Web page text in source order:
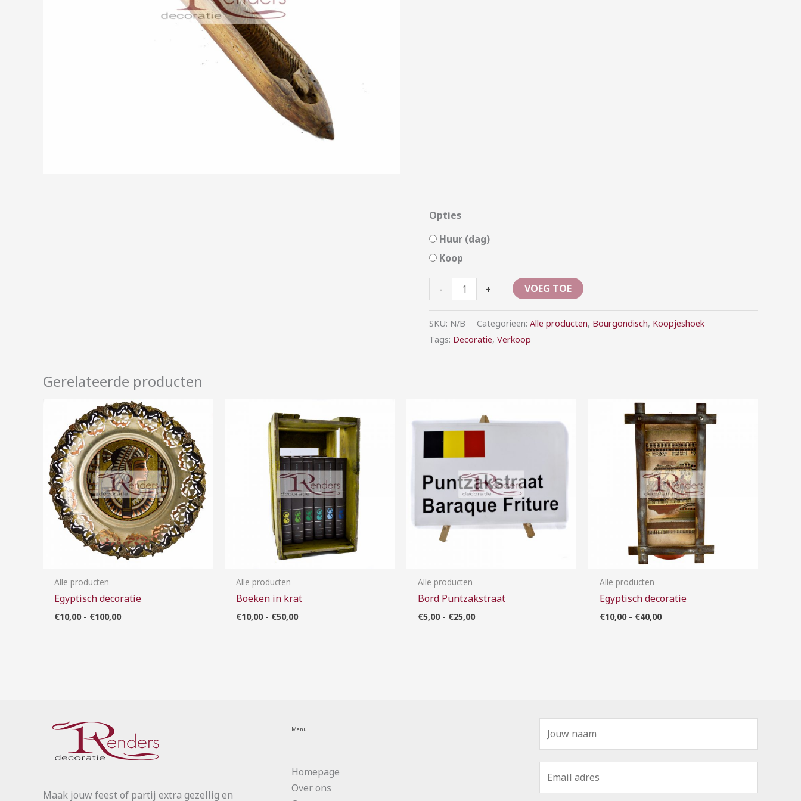
Opties
Huur (dag)
Koop
- + VOEG TOE
SKU: N/B Categorieën: Alle producten, Bourgondisch, Koopjeshoek
Tags: Decoratie, Verkoop
Gerelateerde producten
Alle producten
Egyptisch decoratie
€10,00 - €100,00
Prijsklasse:
€10,00
tot
€100,00
Alle producten
Boeken in krat
€10,00 - €50,00
€10,00
tot
€50,00
Alle producten
Bord Puntzakstraat
€5,00 - €25,00
€5,00
tot
Alle producten
Egyptisch decoratie
€10,00 - €40,00
Prijsklasse:
€10,00
tot
€40,00
Maak jouw feest of partij extra gezellig en
Menu
Homepage
Over ons
m
*m